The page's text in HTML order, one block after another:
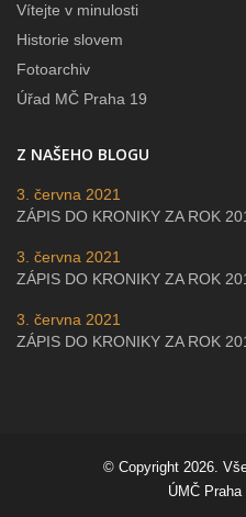
Vítejte v minulosti
Historie slovem
Fotoarchiv
Úřad MČ Praha 19
Z NAŠEHO BLOGU
ZÁPIS DO KRONIKY ZA ROK
3. června 2021
ZÁPIS DO KRONIKY ZA ROK
3. června 2021
ZÁPIS DO KRONIKY ZA ROK
3. června 2021
© Copyright 2026.
ÚMČ Praha